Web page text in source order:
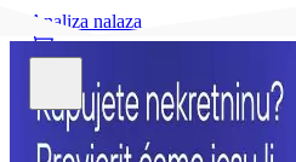
Analiza nalaza